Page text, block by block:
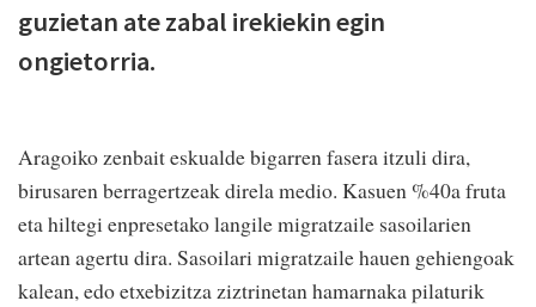
guzietan ate zabal irekiekin egin
ongietorria.
Aragoiko zenbait eskualde bigarren fasera itzuli dira,
birusaren berragertzeak direla medio. Kasuen %40a fruta
eta hiltegi enpresetako langile migratzaile sasoilarien
artean agertu dira. Sasoilari migratzaile hauen gehiengoak
kalean, edo etxebizitza ziztrinetan hamarnaka pilaturik